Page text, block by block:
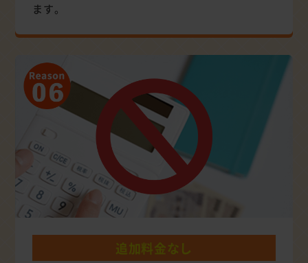
ます。
追加料金なし